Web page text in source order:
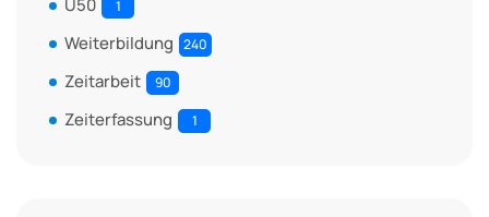
1
Weiterbildung 240
Zeitarbeit 90
Zeiterfassung 1